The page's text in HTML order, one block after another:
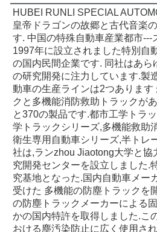
HUBEI RUNLI SPECIAL
皇帝ドラゴンの故郷と古代音楽
す. 中国の特殊自動車産業都市---
1997年に設立されました特別自
の国内民間企業です. 同社はあら
の研究開発に注力しています.製
動車の生産ラインは2つあります
クと多機能消防救助トラックが
と370の製品です.都市工学トラ
学トラックシリーズ,多機能救助
衛生専用自動車シリーズ,半トレ
社は,ランzhou Jiaotong大学と協
究開発センターを設立しました.
究基地となった.国内自動車メー
受けた 多機能の防塵トラックを
の防塵トラックメーカーによる
かの国内特許を取得しました.こ
おける塵汚染防止に広く使用さ